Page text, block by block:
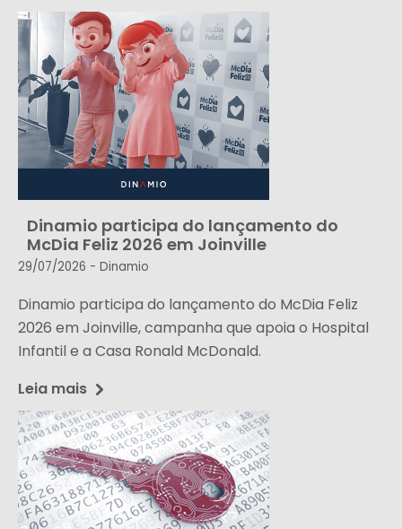
Dinamio participa do lançamento do
McDia Feliz 2026 em Joinville
29/07/2026 - Dinamio
Dinamio participa do lançamento do McDia Feliz
2026 em Joinville, campanha que apoia o Hospital
Infantil e a Casa Ronald McDonald.
Leia mais